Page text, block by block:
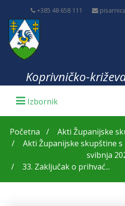
+385 48 658 111
Koprivničko-
Početna
Akti Županijske
Akti Županijske skupštine s
svibnja
33. Zaključak o prihvać...